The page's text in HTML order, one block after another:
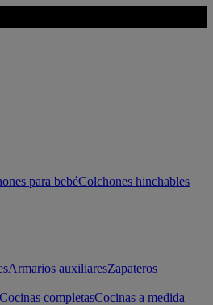
para bebéColchones hinchables
Armarios auxiliaresZapateros
Cocinas completasCocinas a medida